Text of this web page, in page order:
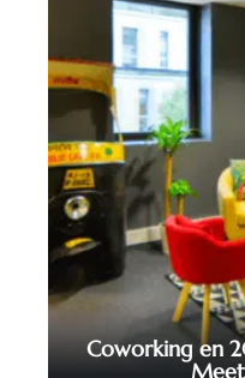
Coworking en